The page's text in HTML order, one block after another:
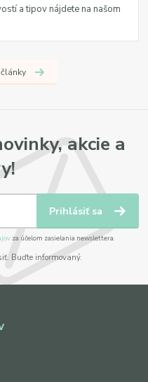
a tipov nájdete na našom
akcie a
Prihlásiť sa
za účelom zasielania newslettera.
Buďte informovaný.